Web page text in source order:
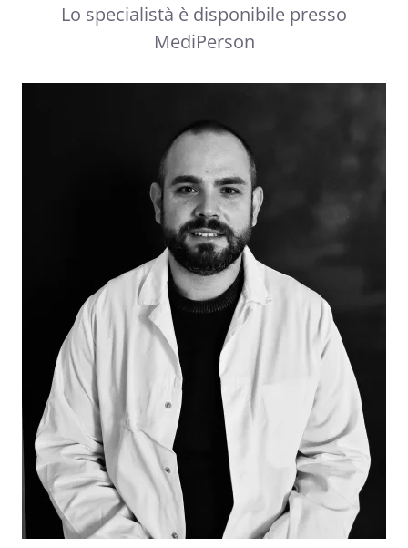
Lo specialistà è disponibile presso
MediPerson